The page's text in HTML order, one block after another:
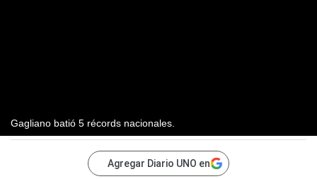
Gagliano batió 5 récords nacionales.
Agregar Diario UNO en